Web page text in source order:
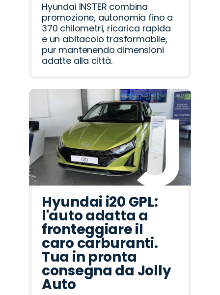
Hyundai INSTER combina
promozione, autonomia fino a
370 chilometri, ricarica rapida
e un abitacolo trasformabile,
pur mantenendo dimensioni
adatte alla città.
Hyundai i20 GPL:
l'auto adatta a
fronteggiare il
caro carburanti.
Tua in pronta
consegna da Jolly
Auto